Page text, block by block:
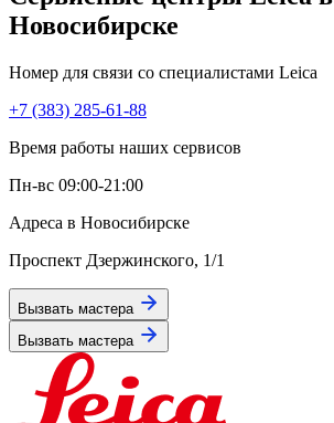
Новосибирске
Номер для связи со специалистами Leica
+7 (383) 285-61-88
Время работы наших сервисов
Пн-вс 09:00-21:00
Адреса в Новосибирске
Проспект Дзержинского, 1/1
Вызвать мастера
Вызвать мастера